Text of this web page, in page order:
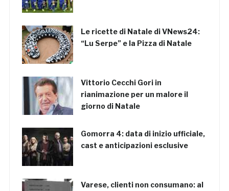
Le ricette di Natale di VNews24:
“Lu Serpe” e la Pizza di Natale
Vittorio Cecchi Gori in
rianimazione per un malore il
giorno di Natale
Gomorra 4: data di inizio ufficiale,
cast e anticipazioni esclusive
Varese, clienti non consumano: al